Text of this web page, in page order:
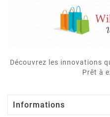
Découvrez les innovations
Prêt à
Informations